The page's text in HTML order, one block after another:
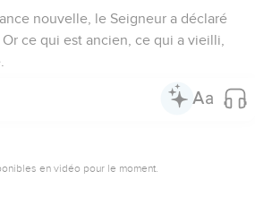
nouvelle, le Seigneur a déclaré
ce qui est ancien, ce qui a vieilli,
en vidéo pour le moment.